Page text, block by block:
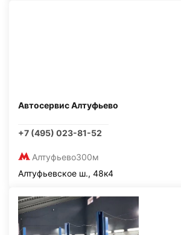
Автосервис Алтуфьево
+7 (495) 023-81-52
Алтуфьево300м
Алтуфьевское ш., 48к4